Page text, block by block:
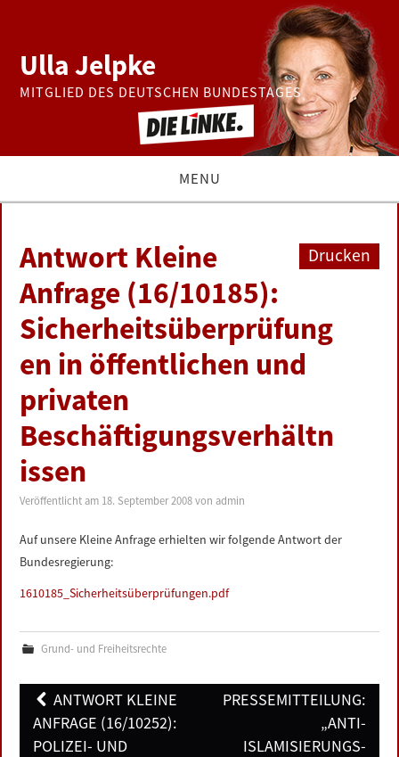
Ulla Jelpke
MITGLIED DES DEUTSCHEN BUNDESTAGES
MENU
BUNDESTAG
PRESSE
ZUR PERSON
LINKS
DATENSCHUTZERKLÄRUNG
Drucken
Antwort Kleine
Anfrage (16/10185):
Sicherheitsüberprüfung
en in öffentlichen und
privaten
Beschäftigungsverhältn
issen
Veröffentlicht am 18. September 2008 vonadmin
Auf unsere Kleine Anfrage erhielten wir folgende Antwort der
Bundesregierung:
1610185_Sicherheitsüberprüfungen.pdf
Grund- und Freiheitsrechte
Post
navigation
ANTWORT KLEINE
ANFRAGE (16/10252):
POLIZEI- UND
PRESSEMITTEILUNG:
„ANTI-
ISLAMISIERUNGS-